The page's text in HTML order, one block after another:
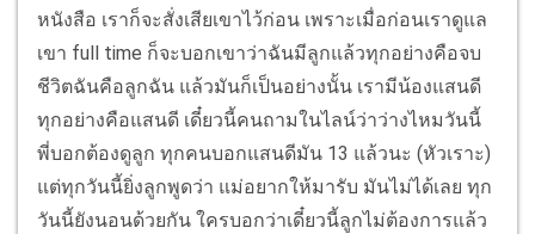
หนังสือ เราก็จะสั่งเสียเขาไว้ก่อน เพราะเมื่อก่อนเราดูแล
เขา full time ก็จะบอกเขาว่าฉันมีลูกแล้วทุกอย่างคือจบ
ชีวิตฉันคือลูกฉัน แล้วมันก็เป็นอย่างนั้น เรามีน้องแสนดี
ทุกอย่างคือแสนดี เดี๋ยวนี้คนถามในไลน์ว่าว่างไหมวันนี้
พี่บอกต้องดูลูก ทุกคนบอกแสนดีมัน 13 แล้วนะ (หัวเราะ)
แต่ทุกวันนี้ยิ่งลูกพูดว่า แม่อยากให้มารับ มันไม่ได้เลย ทุก
วันนี้ยังนอนด้วยกัน ใครบอกว่าเดี๋ยวนี้ลูกไม่ต้องการแล้ว